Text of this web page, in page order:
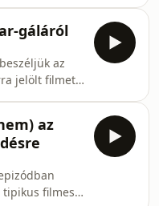
szeretett
írnál:
az
emailt
gáláról
az
jelölt filmet,
a díjakat.
Timothée
emailt
az
filmes